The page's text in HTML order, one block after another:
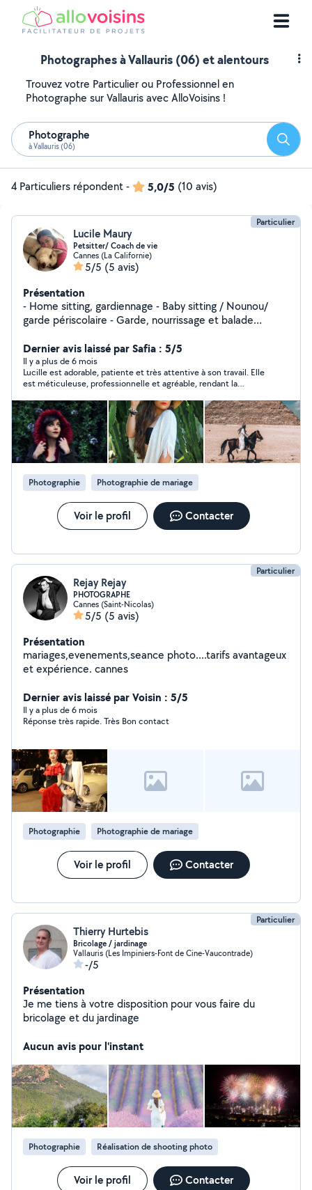
Photographes à Vallauris (06) et alentours
Trouvez votre Particulier ou Professionnel en
Photographe sur Vallauris avec AlloVoisins !
Photographe
à Vallauris (06)
4 Particuliers répondent- 5,0/5 (10 avis)
Particulier
Lucile Maury
Petsitter/ Coach de vie
Cannes (La Californie)
5/5 (5 avis)
Présentation
- Home sitting, gardiennage - Baby sitting / Nounou/
garde périscolaire - Garde, nourrissage et balade
réseaux sociaux pour professionnels (community
manager diplômée) - Photographe / Model photo/
retouches photo(diplômée) - Cours de cuisine et
pâtisserie(travail en restaurant renommés) - Cours de
photographie - Relooking complet - Coach perte de
poids (Diplômée) - Coach fitness et musculation -
Coach en développement personnel - Cuisinière à
Domicile - Aide aux repas - Confection de gâteaux
d'anniversaire/ mariage etc - Confection de gâteaux et
pâtisseries gourmandes et diététique Instagram : -
Voyage/ photographie/UGC : @lulu_traveler - Coaching
perte de poids/ musculation : @lulu.fit.lion - Cuisine :
@lulu_diet_food - Gâteaux : @gateaux_diete_cannes
Dernier avis laissé par Safia : 5/5
Il y a plus de 6 mois
Lucille est adorable, patiente et très attentive à son travail. Elle
est méticuleuse, professionnelle et agréable, rendant la
hésitation.
Photographie Photographie de mariage
Voir le profil Contacter
Particulier
Rejay Rejay
PHOTOGRAPHE
Cannes (Saint-Nicolas)
5/5 (5 avis)
Présentation
mariages,evenements,seance photo....tarifs avantageux
et expérience. cannes
Dernier avis laissé par Voisin : 5/5
Il y a plus de 6 mois
Réponse très rapide. Très Bon contact
Photographie Photographie de mariage
Voir le profil Contacter
Particulier
Thierry Hurtebis
Bricolage / jardinage
Vallauris (Les Impiniers-Font de Cine-Vaucontrade)
-/5
Présentation
Je me tiens à votre disposition pour vous faire du
bricolage et du jardinage
Aucun avis pour l'instant
Photographie Réalisation de shooting photo
Voir le profil Contacter